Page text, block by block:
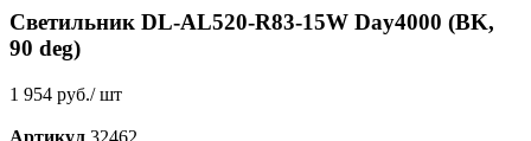
Светильник DL-AL520-R83-15W Day4000 (BK,
90 deg)
1 954 руб./ шт
Артикул 32462